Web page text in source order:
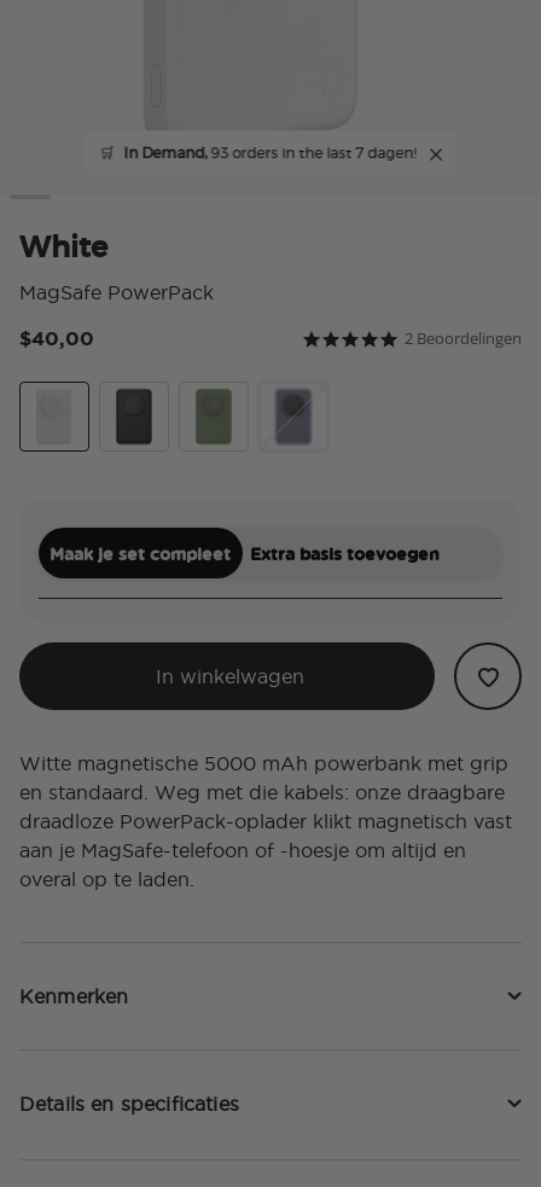
🛒 In Demand,93 orders in the last 7 dagen!
White
MagSafe PowerPack
5 van 5 klantbeoordeling
5.0 star rating2 Beoordelingen
$40,00
Maak je set compleet Extra basis toevoegen
In winkelwagen
Witte magnetische 5000 mAh powerbank met grip
en standaard. Weg met die kabels: onze draagbare
draadloze PowerPack-oplader klikt magnetisch vast
aan je MagSafe-telefoon of -hoesje om altijd en
overal op te laden.
Kenmerken
Details en specificaties